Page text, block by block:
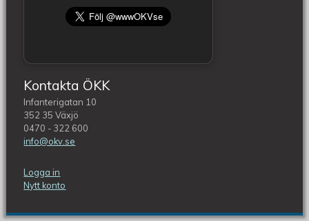
Kontakta ÖKK
Infanterigatan 10
352 35 Växjö
0470 - 322 600
info@okv.se
Logga in
Nytt konto